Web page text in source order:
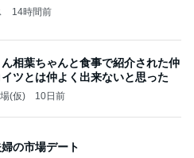
14時間前
相葉ちゃんと食事で紹介された仲
ツとは仲よく出来ないと思った
(仮) 10日前
の市場デート